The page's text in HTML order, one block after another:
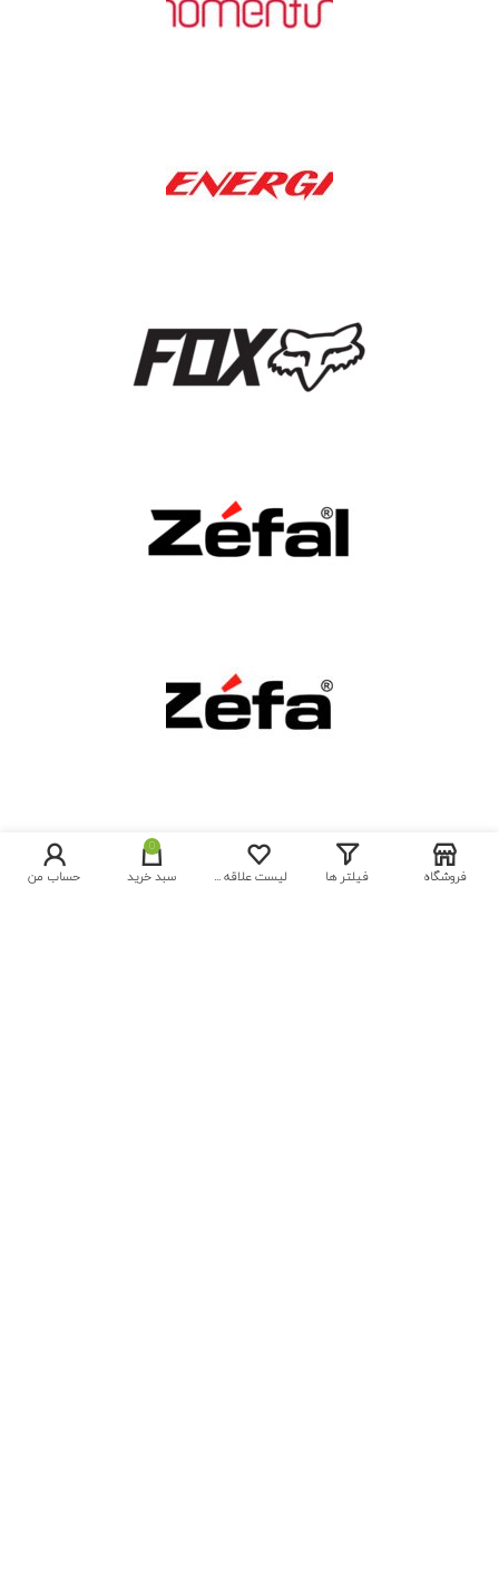
فروشگاه فیلتر ها لیست علاقه مندی ها
0
سبد خرید حساب من